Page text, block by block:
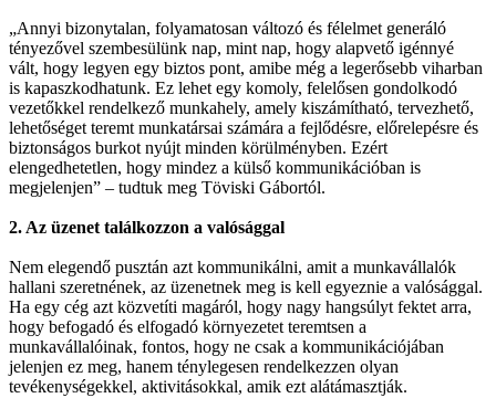
„Annyi bizonytalan, folyamatosan változó és félelmet generáló
tényezővel szembesülünk nap, mint nap, hogy alapvető igénnyé
vált, hogy legyen egy biztos pont, amibe még a legerősebb viharban
is kapaszkodhatunk. Ez lehet egy komoly, felelősen gondolkodó
vezetőkkel rendelkező munkahely, amely kiszámítható, tervezhető,
lehetőséget teremt munkatársai számára a fejlődésre, előrelepésre és
biztonságos burkot nyújt minden körülményben. Ezért
elengedhetetlen, hogy mindez a külső kommunikációban is
megjelenjen” – tudtuk meg Töviski Gábortól.
2. Az üzenet találkozzon a valósággal
Nem elegendő pusztán azt kommunikálni, amit a munkavállalók
hallani szeretnének, az üzenetnek meg is kell egyeznie a valósággal.
Ha egy cég azt közvetíti magáról, hogy nagy hangsúlyt fektet arra,
hogy befogadó és elfogadó környezetet teremtsen a
munkavállalóinak, fontos, hogy ne csak a kommunikációjában
jelenjen ez meg, hanem ténylegesen rendelkezzen olyan
tevékenységekkel, aktivitásokkal, amik ezt alátámasztják.